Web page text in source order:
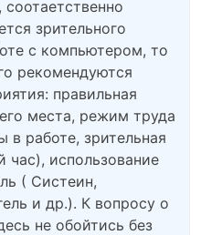
зрительного
с компьютером, то
рекомендуются
правильная
места, режим труда
в работе, зрительная
час), использование
( Систеин,
и др.). К вопросу о
не обойтись без